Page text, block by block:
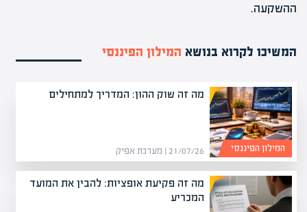
ההשקעה.
המשיכו לקרוא בנושא המילון הפיננסי
מה זה שוק ההון: המדריך למתחילים
21/07/26 | מערכת אפיק המילון הפיננסי
מה זה פקיעת אופציות: להבין את המועד
המכריע